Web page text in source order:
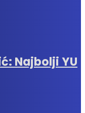
Najbolji YU